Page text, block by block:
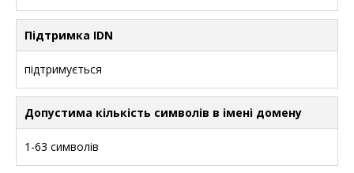
Підтримка IDN
підтримується
Допустима кількість символів в імені домену
1-63 символів